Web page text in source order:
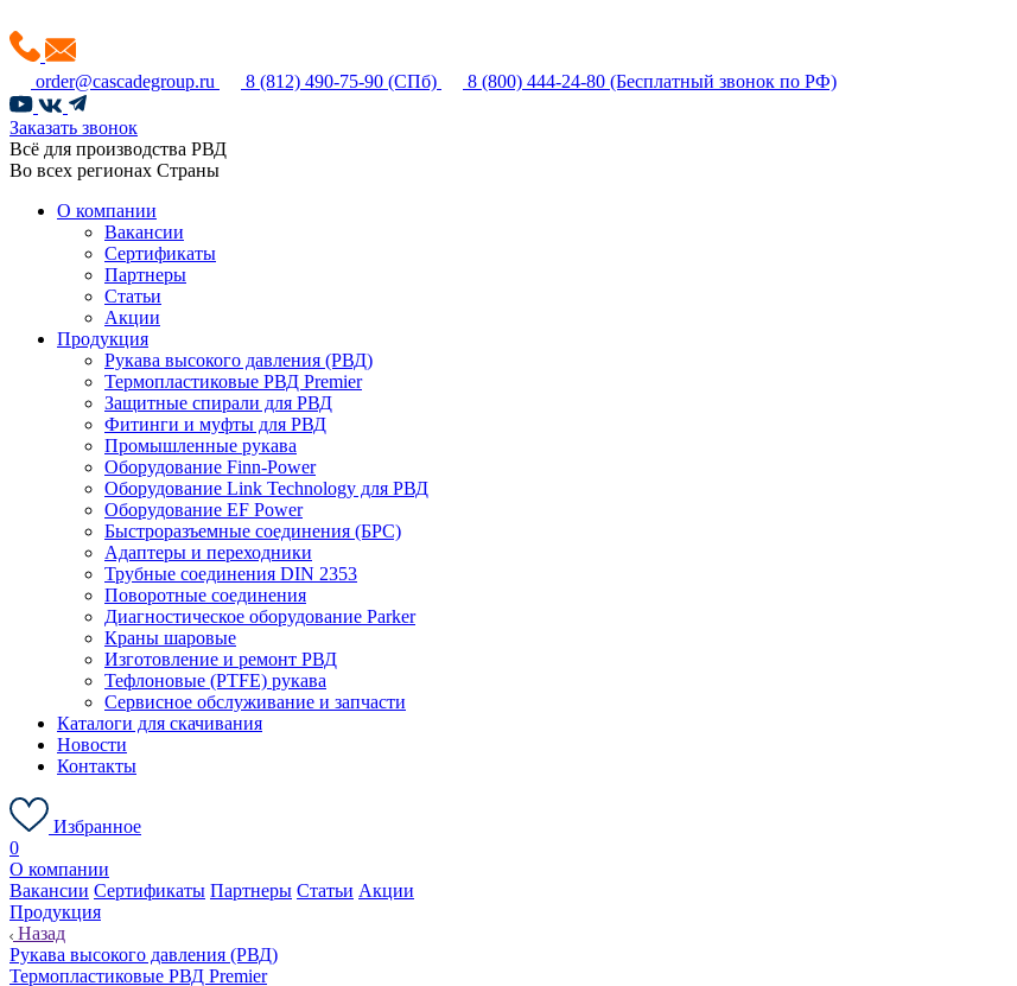
order@cascadegroup.ru 8 (812) 490-75-90 (СПб) 8 (800) 444-24-80 (Бесплатный звонок по РФ)
Заказать звонок
Всё для производства РВД
Во всех регионах Страны
О компании
Вакансии
Сертификаты
Партнеры
Статьи
Акции
Продукция
Рукава высокого давления (РВД)
Термопластиковые РВД Premier
Защитные спирали для РВД
Фитинги и муфты для РВД
Промышленные рукава
Оборудование Finn-Power
Оборудование Link Technology для РВД
Оборудование EF Power
Быстроразъемные соединения (БРС)
Адаптеры и переходники
Трубные соединения DIN 2353
Поворотные соединения
Диагностическое оборудование Parker
Краны шаровые
Изготовление и ремонт РВД
Тефлоновые (PTFE) рукава
Сервисное обслуживание и запчасти
Каталоги для скачивания
Новости
Контакты
Избранное
0
О компании
Вакансии Сертификаты Партнеры Статьи Акции
Продукция
Назад
Рукава высокого давления (РВД)
Термопластиковые РВД Premier